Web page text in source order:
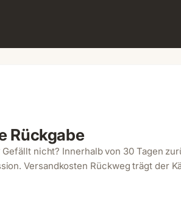
Rückgabe
Gefällt nicht? Innerhalb von 30 Tagen
Versandkosten Rückweg trägt der